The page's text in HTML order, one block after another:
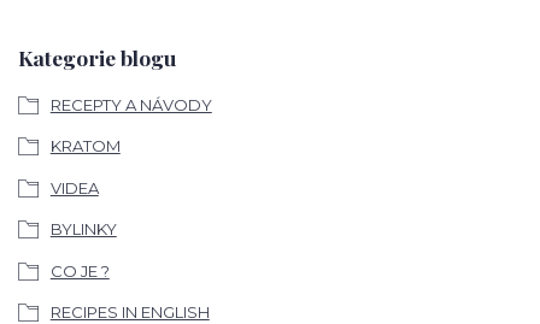
Kategorie blogu
RECEPTY A NÁVODY
KRATOM
VIDEA
BYLINKY
CO JE ?
RECIPES IN ENGLISH